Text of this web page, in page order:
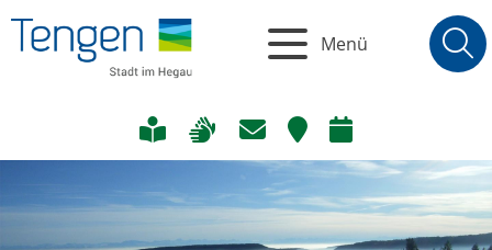
Menü